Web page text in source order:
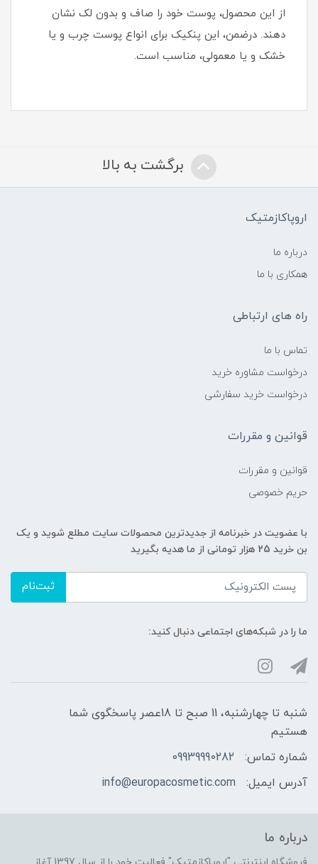
از این محصول، پوست خود را صاف و بدون لک نشان
دهند. درضمن، این پنکیک برای انواع پوست چرب و یا
خشک و یا معمولی، مناسب است.
برگشت به بالا
اروپاکازمتیک
درباره ما
همکاری با ما
راه های ارتباطی
تماس با ما
درخواست مشاوره خرید
درخواست خرید سفارشی
قوانین و مقررات
قوانین و مقررات
حریم خصوصی
با عضویت در خبرنامه از جدیدترین محصولات سایت مطلع شوید و یک
بن خرید 25 هزار تومانی از ما هدیه بگیرید
ثبت‌نام
ما را در شبکه‌های اجتماعی دنبال کنید:
شنبه تا چهارشنبه، 11 صبح تا 18عصر پاسخگوی شما
هستیم
شماره تماس:
09939990282
آدرس ایمیل:
info@europacosmetic.com
درباره ما